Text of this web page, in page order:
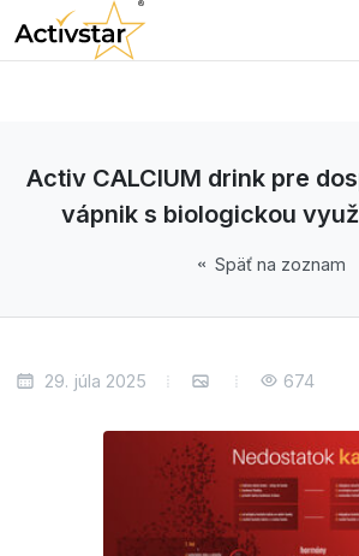
Activ CALCIUM drink pre
vápnik s biologickou
Späť na zoznam
29. júla 2025 674